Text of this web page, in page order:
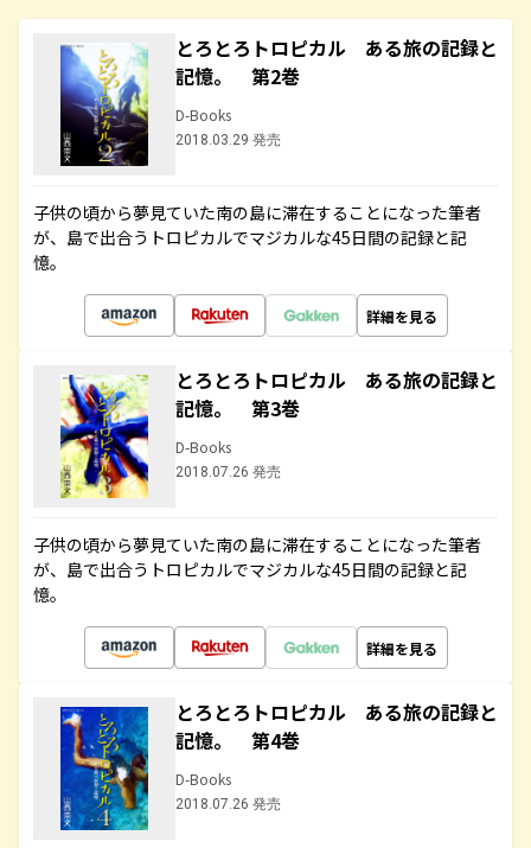
とろとろトロピカル ある旅の記録と
記憶。 第2巻
D-Books
2018.03.29 発売
子供の頃から夢見ていた南の島に滞在することになった筆者
が、島で出合うトロピカルでマジカルな45日間の記録と記
憶。
詳細を見る
とろとろトロピカル ある旅の記録と
記憶。 第3巻
D-Books
2018.07.26 発売
子供の頃から夢見ていた南の島に滞在することになった筆者
が、島で出合うトロピカルでマジカルな45日間の記録と記
憶。
詳細を見る
とろとろトロピカル ある旅の記録と
記憶。 第4巻
D-Books
2018.07.26 発売